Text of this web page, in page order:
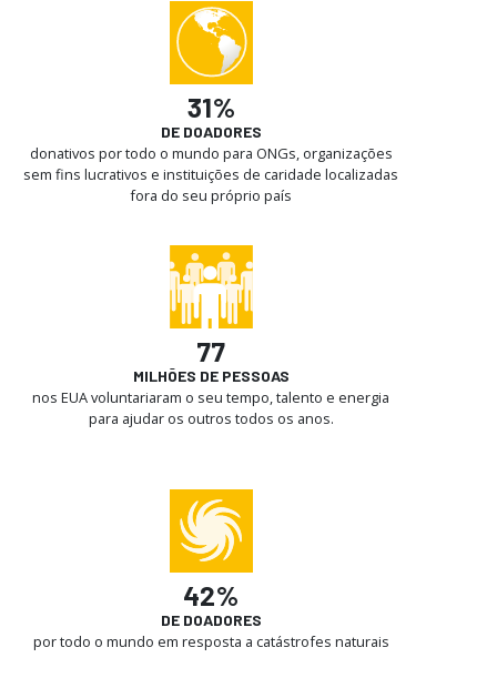
31%
DE DOADORES
donativos por todo o mundo para ONGs, organizações
sem fins lucrativos e instituições de caridade localizadas
fora do seu próprio país
77
MILHÕES DE PESSOAS
nos EUA voluntariaram o seu tempo, talento e energia
para ajudar os outros todos os anos.
42%
DE DOADORES
por todo o mundo em resposta a catástrofes naturais